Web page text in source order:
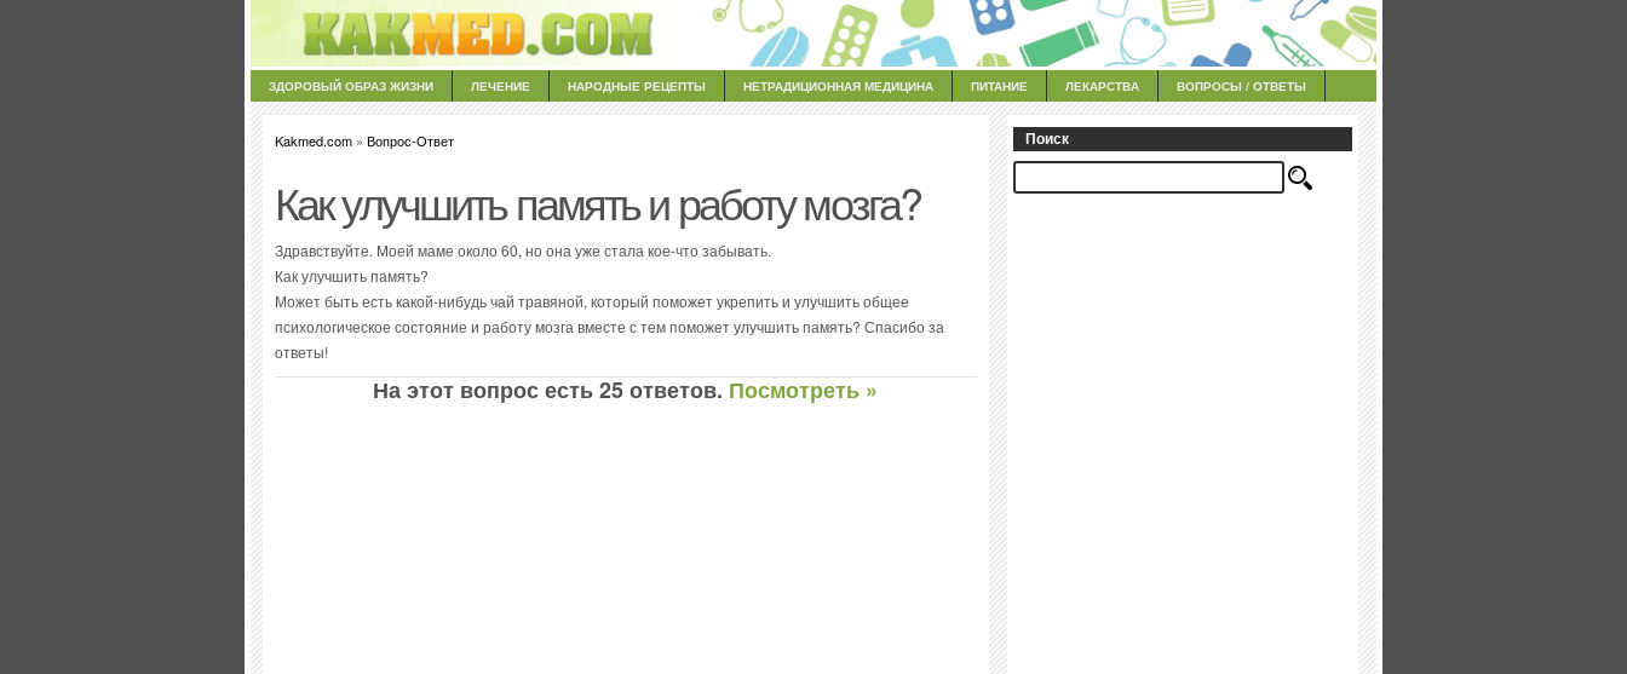
ЗДОРОВЫЙ ОБРАЗ ЖИЗНИ ЛЕЧЕНИЕ НАРОДНЫЕ РЕЦЕПТЫ НЕТРАДИЦИОННАЯ МЕДИЦИНА ПИТАНИЕ ЛЕКАРСТВА ВОПРОСЫ / ОТВЕТЫ
Kakmed.com » Вопрос-Ответ
Как улучшить память и работу мозга?
Здравствуйте. Моей маме около 60, но она уже стала кое-что забывать.
Как улучшить память?
Может быть есть какой-нибудь чай травяной, который поможет укрепить и улучшить общее
психологическое состояние и работу мозга вместе с тем поможет улучшить память? Спасибо за
ответы!
На этот вопрос есть 25 ответов. Посмотреть »
Поиск